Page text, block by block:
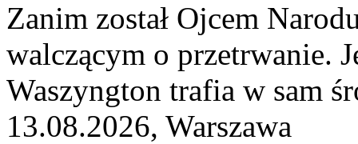
Zanim został Ojcem
walczącym o przetrwanie.
Waszyngton trafia w sam
13.08.2026, Warszawa